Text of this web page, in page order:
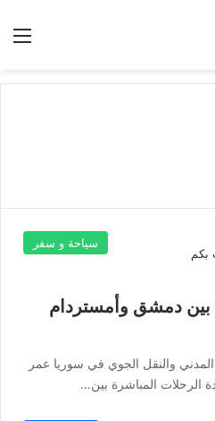
سياحة و سفر
بين دمشق وأمستردام
المدني والنقل الجوي في سوريا عمر
المباشرة بين…